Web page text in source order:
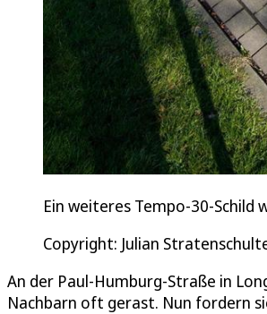
Ein weiteres Tempo-30-Schild
Copyright: Julian
An der Paul-Humburg-Straße in
Nachbarn oft gerast. Nun fordern